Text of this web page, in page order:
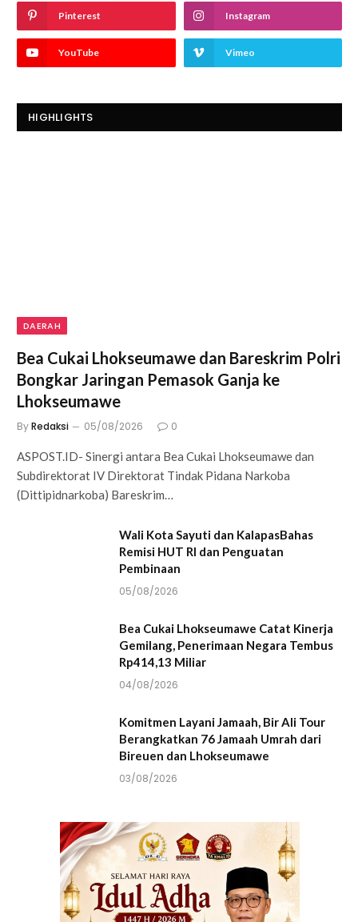
Pinterest Instagram
YouTube Vimeo
HIGHLIGHTS
DAERAH
Bea Cukai Lhokseumawe dan Bareskrim Polri
Bongkar Jaringan Pemasok Ganja ke
Lhokseumawe
ByRedaksi 05/08/2026 0
ASPOST.ID- Sinergi antara Bea Cukai Lhokseumawe dan
Subdirektorat IV Direktorat Tindak Pidana Narkoba
(Dittipidnarkoba) Bareskrim…
Wali Kota Sayuti dan KalapasBahas
Remisi HUT RI dan Penguatan
Pembinaan
05/08/2026
Bea Cukai Lhokseumawe Catat Kinerja
Gemilang, Penerimaan Negara Tembus
Rp414,13 Miliar
04/08/2026
Komitmen Layani Jamaah, Bir Ali Tour
Berangkatkan 76 Jamaah Umrah dari
Bireuen dan Lhokseumawe
03/08/2026